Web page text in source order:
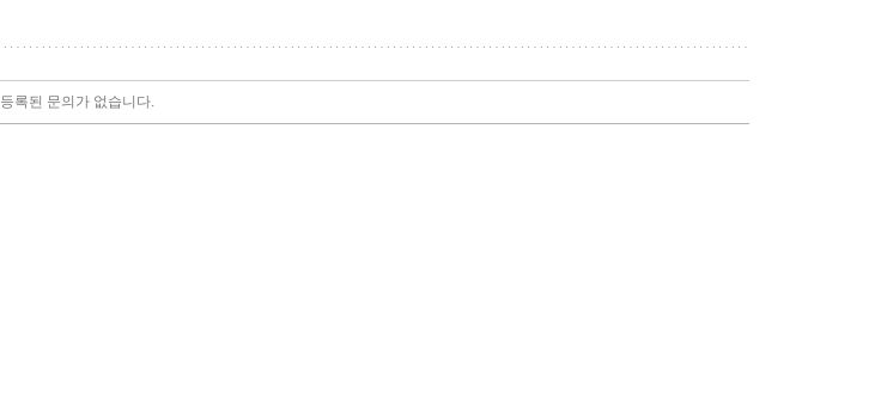
등록된 문의가 없습니다.